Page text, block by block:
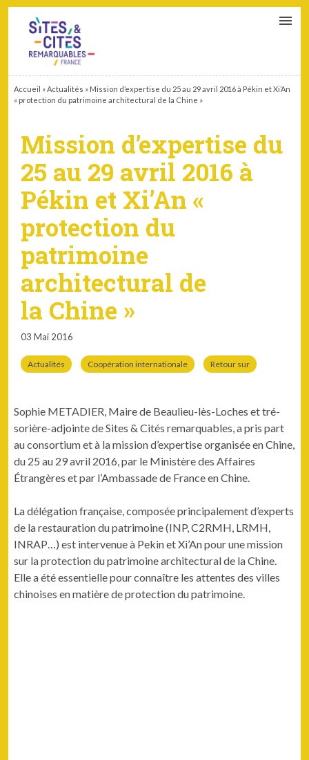
Accueil »Actualités » Mission d’expertise du 25 au 29 avril 2016 à Pékin et Xi’An
« protection du patrimoine architectural de la Chine »
Mission d’expertise du
25 au 29 avril 2016 à
Pékin et Xi’An «
protection du
patrimoine
architectural de
la Chine »
03 Mai 2016
Actualités Coopération internationale Retour sur
Sophie METADIER, Maire de Beaulieu-lès-Loches et tré­
sorière-adjointe de Sites & Cités remar­quables, a pris part
au con­sor­tium et à la mis­sion d’expertise organ­isée en Chine,
du 25 au 29 avril 2016, par le Min­istère des Affaires
Étrangères et par l’Ambassade de France en Chine.
La délé­ga­tion française, com­posée prin­ci­pale­ment d’experts
de la restau­ra­tion du pat­ri­moine (INP, C2RMH, LRMH,
INRAP…) est inter­v­enue à Pekin et Xi’An pour une mis­sion
sur la pro­tec­tion du pat­ri­moine archi­tec­tur­al de la Chine.
Elle a été essen­tielle pour con­naître les attentes des villes
chi­nois­es en matière de pro­tec­tion du patrimoine.